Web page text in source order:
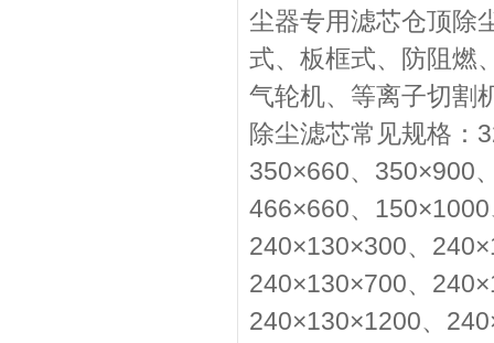
尘器专用滤芯仓顶除
式、板框式、防阻燃
气轮机、等离子切割
除尘滤芯常见规格：
350×660、350×900
466×660、
240×130×300、
240×130×700、
240×130×1200、